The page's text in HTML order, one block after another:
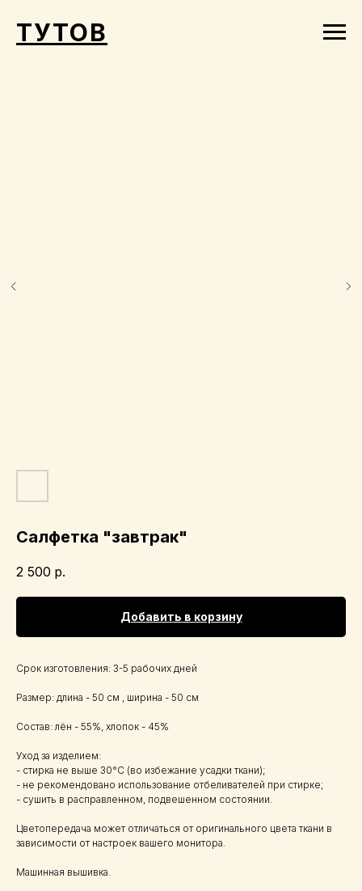
ТУТОВ
Салфетка "завтрак"
2 500 р.
Добавить в корзину
Срок изготовления: 3-5 рабочих дней
Размер: длина - 50 см , ширина - 50 см
Состав: лён - 55%, хлопок - 45%
Уход за изделием:
- стирка не выше 30°C (во избежание усадки ткани);
- не рекомендовано использование отбеливателей при стирке;
- сушить в расправленном, подвешенном состоянии.
Цветопередача может отличаться от оригинального цвета ткани в
зависимости от настроек вашего монитора.
Машинная вышивка.